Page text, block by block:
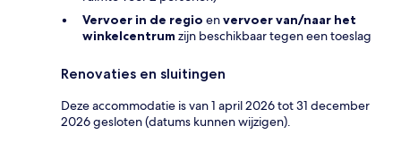
Vervoer in de regio envervoer van/naar het
winkelcentrum zijn beschikbaar tegen een toeslag
Renovaties en sluitingen
Deze accommodatie is van 1 april 2026 tot 31 december
2026 gesloten (datums kunnen wijzigen).